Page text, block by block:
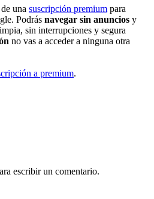
una suscripción premium para
Podrás navegar sin anuncios y
sin interrupciones y segura
no vas a acceder a ninguna otra
a premium.
escribir un comentario.